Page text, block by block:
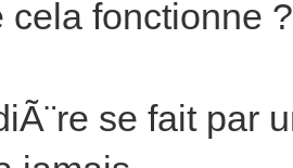
cela fonctionne
se fait par